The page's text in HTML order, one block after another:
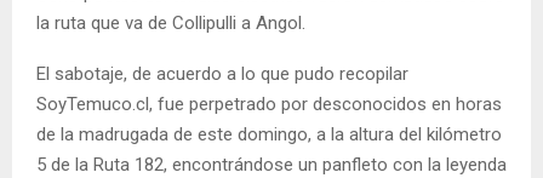
la ruta que va de Collipulli a Angol.
El sabotaje, de acuerdo a lo que pudo recopilar
SoyTemuco.cl, fue perpetrado por desconocidos en horas
de la madrugada de este domingo, a la altura del kilómetro
5 de la Ruta 182, encontrándose un panfleto con la leyenda